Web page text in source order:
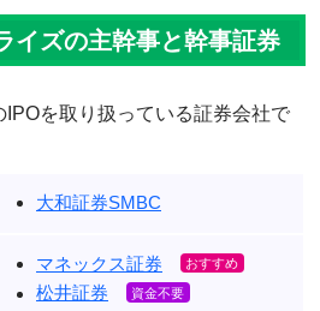
イズの主幹事と幹事証券
を取り扱っている証券会社で
大和証券SMBC
マネックス証券
松井証券